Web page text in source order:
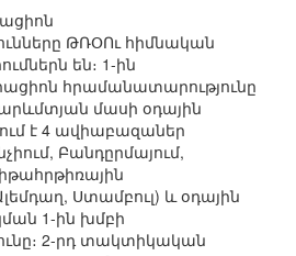
ԹՌՕՈւ հիմնական
են։ 1-ին
հրամանատարությունը
մասի օդային
է 4 ավիաբազաներ
Բանդըրմայում,
Ստամբուլ) և օդային
1-ին խմբի
2-րդ տակտիկական